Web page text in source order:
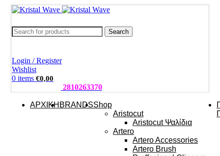
Search
Login / Register
Wishlist
0 items €0,00
2810263370
ΑΡΧΙΚΗ BRANDSShop
Aristocut
Aristocut Ψαλίδια
Artero
Artero Accessories
Artero Brush